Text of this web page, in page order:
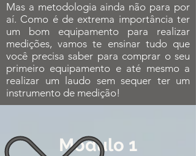
Mas a metodologia ainda não para por
aí. Como é de extrema importância ter
um bom equipamento para realizar
medições, vamos te ensinar tudo que
você precisa saber para comprar o seu
primeiro equipamento e até mesmo a
realizar um laudo sem sequer ter um
instrumento de medição!
Módulo 1